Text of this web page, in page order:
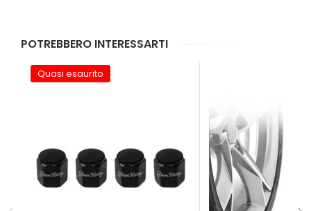
POTREBBERO INTERESSARTI
Quasi esaurito